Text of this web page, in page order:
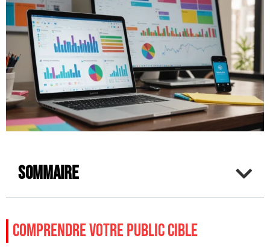
Sommaire
COMPRENDRE VOTRE PUBLIC CIBLE